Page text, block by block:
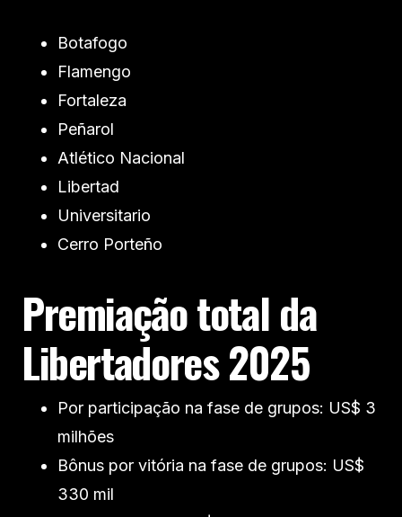
Botafogo
Flamengo
Fortaleza
Peñarol
Atlético Nacional
Libertad
Universitario
Cerro Porteño
Premiação total da
Libertadores 2025
Por participação na fase de grupos: US$ 3
milhões
Bônus por vitória na fase de grupos: US$
330 mil